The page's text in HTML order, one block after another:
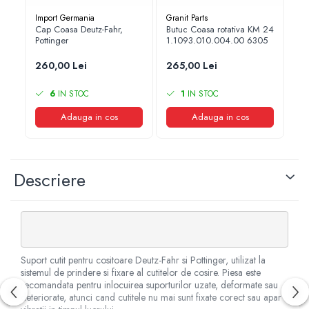
1.7.2. Placute de frana
1.7.3. Simeringuri sistem franare
1.7.5. O-ring frana
1.8. Transmisie
1.8.4. Transmisie punte spate
1.8.5. Transmisie punte fața 2 WD (2x4)
Import Germania
Cap Coasa Deutz-Fahr,
Pottinger
260,00 Lei
6 IN STOC
Adauga in cos
Granit Parts
Butuc Coasa rotativa KM 24
1.1093.010.004.00 6305
265,00 Lei
1 IN STOC
Adauga in cos
Descriere
Suport cutit pentru cositoare Deutz-Fahr si Pottinger, utilizat la
sistemul de prindere si fixare al cutitelor de cosire. Piesa este
recomandata pentru inlocuirea suporturilor uzate, deformate sau
deteriorate, atunci cand cutitele nu mai sunt fixate corect sau apar